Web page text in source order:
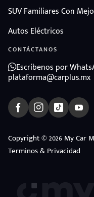
SUV Familiares Con
Autos Eléctricos
CONTÁCTANOS
Escríbenos por
plataforma@carplus.mx
Copyright © 2026 My Car
Terminos & Privacidad